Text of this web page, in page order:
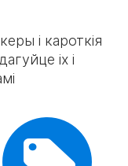
і кароткія
іх і